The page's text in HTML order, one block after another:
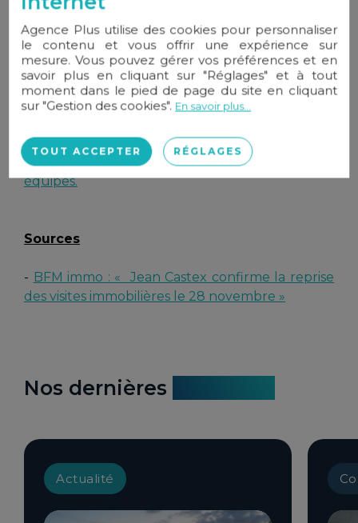
• Toutes les personnes présentes se
les mainsau gel hydro-alcoolique après la
visite.
Restez positif : c'est une bonne nouvelle pour
vos agences !
Vous avez des questions ?Agence plus est là
pour vous
N'hésitez pas à en parler avec nos
équipes.
Sources
- BFM immo : « Jean Castex confirme la reprise
des visites immobilières le 28 novembre »
Nos dernières
Actualité
Agence Plus utilise des cookies pour personnaliser
le contenu et vous offrir une expérience sur
mesure. Vous pouvez gérer vos préférences et en
savoir plus en cliquant sur "Réglages" et à tout
moment dans le pied de page du site en cliquant
sur "Gestion des cookies". En savoir plus...
TOUT ACCEPTER RÉGLAGES